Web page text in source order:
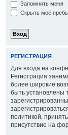
Запомнить меня
Скрыть моё
РЕГИСТРАЦИЯ
Для входа на
Регистрация
более широкие
быть установлены
политикой,
присутствие на